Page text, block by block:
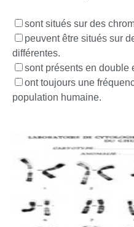
sont situés sur des
peuvent être situés sur
différentes.
sont présents en double
ont toujours une
population humaine.